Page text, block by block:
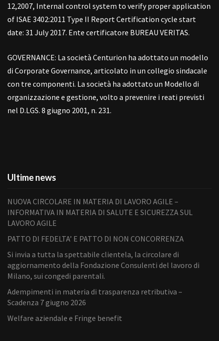
12,2007, Internal control system to verify proper application
of ISAE 3402:2011 Type II Report Certification cycle start
date: 31 July 2017. Ente certificatore BUREAU VERITAS.
GOVERNANCE: La società Centurion ha adottato un modello
di Corporate Governance, articolato in un collegio sindacale
con tre componenti. La società ha adottato un Modello di
organizzazione e gestione, volto a prevenire i reati previsti
nel D.LGS. 8 giugno 2001, n. 231.
Ultime news
NUOVA CIRCOLARE IN MATERIA DI LAVORO AGILE –
INFORMATIVA IN MATERIA DI SALUTE E SICUREZZA SUL
LAVORO AGILE
PATTO DI FEDELTA’ E PATTO DI NON CONCORRENZA
Si invia a tutta la spettabile clientela, la circolare di
aggiornamento della Fondazione Consulenti del lavoro di
Milano, sui congedi parentali.
Adempimenti in materia di trasparenza retributiva –
Scadenza 7 giugno 2026
Welfare aziendale e Fringe benefit